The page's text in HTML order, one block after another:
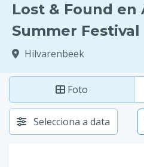
Lost & Found en
Summer Festival
Hilvarenbeek
Foto
Selecciona a data